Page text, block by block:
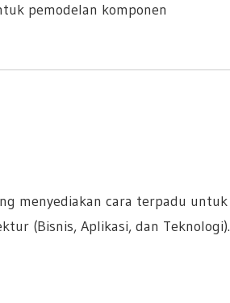
pemodelan komponen
menyediakan cara terpadu untuk
(Bisnis, Aplikasi, dan Teknologi).